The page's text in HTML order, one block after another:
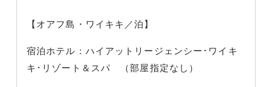
【オアフ島・ワイキキ／泊】
宿泊ホテル：ハイアットリージェンシー･ワイキ
キ･リゾート＆スパ （部屋指定なし）